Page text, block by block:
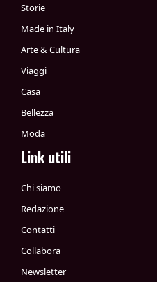
Storie
Made in Italy
Arte & Cultura
Viaggi
Casa
Bellezza
Moda
Link utili
Chi siamo
Redazione
Contatti
Collabora
Newsletter